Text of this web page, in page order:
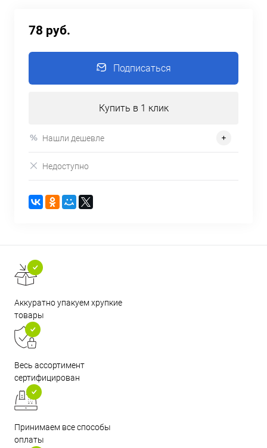
78 руб.
Подписаться
Купить в 1 клик
Нашли дешевле
Недоступно
Аккуратно упакуем хрупкие
товары
Весь ассортимент
сертифицирован
Принимаем все способы
оплаты